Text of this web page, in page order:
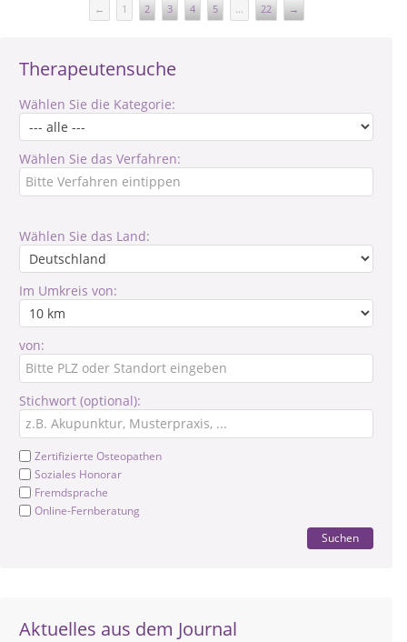
Therapeutensuche
Wählen Sie die Kategorie:
Wählen Sie das Verfahren:
Wählen Sie das Land:
Im Umkreis von:
von:
Stichwort (optional):
Zertifizierte Osteopathen
Soziales Honorar
Fremdsprache
Online-Fernberatung
Suchen
Aktuelles aus dem Journal
← 1 2 3 4 5 ... 22 →